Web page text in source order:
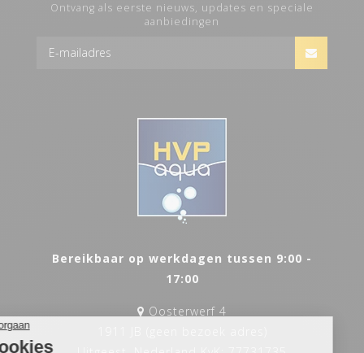
Ontvang als eerste nieuws, updates en speciale
aanbiedingen
Bereikbaar op werkdagen tussen 9:00 -
17:00
Oosterwerf 4